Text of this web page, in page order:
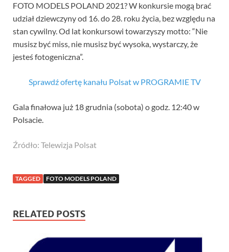
FOTO MODELS POLAND 2021? W konkursie mogą brać
udział dziewczyny od 16. do 28. roku życia, bez względu na
stan cywilny. Od lat konkursowi towarzyszy motto: “Nie
musisz być miss, nie musisz być wysoka, wystarczy, że
jesteś fotogeniczna”.
Sprawdź ofertę kanału Polsat w PROGRAMIE TV
Gala finałowa już 18 grudnia (sobota) o godz. 12:40 w
Polsacie.
Źródło: Telewizja Polsat
TAGGED FOTO MODELS POLAND
RELATED POSTS